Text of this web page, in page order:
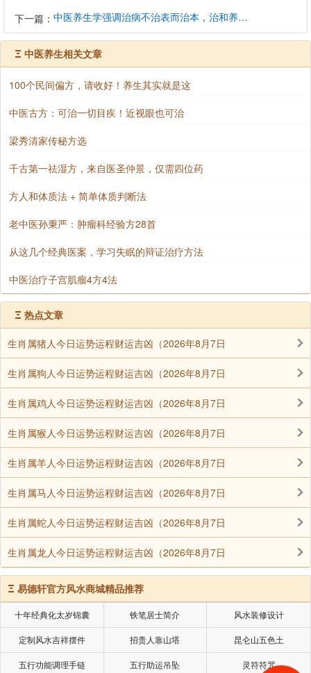
少堂课，他的相续也会像一张白纸。闻法的机会千载难
逢，在那时我们没有必要做其他的事情，一定要专心致
志地听闻，否则不可能记住所讲之法。有些人在上课时
不好好听，下课后问他：“今天讲什么内容?”“不知道，
反正讲了很多。”这样的听闻就没有多大的意义。还有人
想在听法时一举两得，于是一边听闻一边炒菜，这种行
槃经》云：“若离四法得涅槃者，无有是处，何等为四?
一者亲近善友，二者专心听法，三者系念思惟，四者如
以故?开法眼故。”既然是这样，那我们怎能不专心致志
地听闻佛法呢?
另外，上师正在传法之时有巨大加持力，如果那时好
好听闻，就能最大限度地获得法益，所以大家千万不要
错过机会。按照萨迦班智达的观点，上师传法时，上师
和弟子都应持本尊的佛慢，那时诸佛菩萨也确实安住在
传法的现场，所以加持不可思议。以前，乔美仁波切引
用教证说：虽然上师是一个凡夫人，但他在讲经说法
时，十方诸佛菩萨的加持都会融入他的心，所以也可令
弟子获得利益。既然如此，那在此时就没必要再造不能
得到加持的不恭敬罪业。
——恭录于索达吉堪布仁波切《藏传净土法》
不代表易德轩观点。
下一篇： 中医养生学强调治病不治表而治本，治和养兼顾是有必要的
Ξ 中医养生相关文章
100个民间偏方，请收好！养生其实就是这
中医古方：可治一切目疾！近视眼也可治
梁秀清家传秘方选
千古第一祛湿方，来自医圣仲景，仅需四位药
方人和体质法 + 简单体质判断法
老中医孙秉严：肿瘤科经验方28首
从这几个经典医案，学习失眠的辩证治疗方法
中医治疗子宫肌瘤4方4法
Ξ 热点文章
生肖属猪人今日运势运程财运吉凶（2026年8月7日
生肖属狗人今日运势运程财运吉凶（2026年8月7日
生肖属鸡人今日运势运程财运吉凶（2026年8月7日
生肖属猴人今日运势运程财运吉凶（2026年8月7日
生肖属羊人今日运势运程财运吉凶（2026年8月7日
生肖属马人今日运势运程财运吉凶（2026年8月7日
生肖属蛇人今日运势运程财运吉凶（2026年8月7日
生肖属龙人今日运势运程财运吉凶（2026年8月7日
Ξ 易德轩官方风水商城精品推荐
十年经典化太岁锦囊 铁笔居士简介 风水装修设计
定制风水吉祥摆件 招贵人靠山塔 昆仑山五色土
五行功能调理手链 五行助运吊坠 灵符符咒